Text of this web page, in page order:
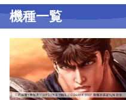
機種一覧